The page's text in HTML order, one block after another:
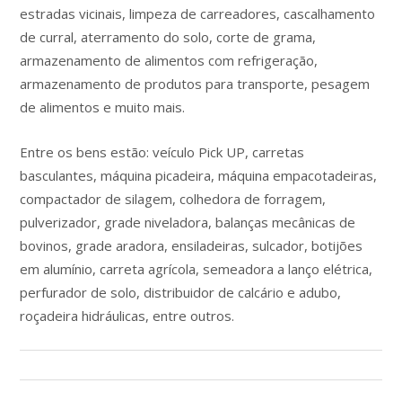
estradas vicinais, limpeza de carreadores, cascalhamento
de curral, aterramento do solo, corte de grama,
armazenamento de alimentos com refrigeração,
armazenamento de produtos para transporte, pesagem
de alimentos e muito mais.
Entre os bens estão: veículo Pick UP, carretas
basculantes, máquina picadeira, máquina empacotadeiras,
compactador de silagem, colhedora de forragem,
pulverizador, grade niveladora, balanças mecânicas de
bovinos, grade aradora, ensiladeiras, sulcador, botijões
em alumínio, carreta agrícola, semeadora a lanço elétrica,
perfurador de solo, distribuidor de calcário e adubo,
roçadeira hidráulicas, entre outros.